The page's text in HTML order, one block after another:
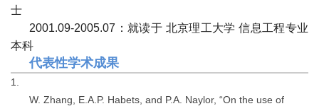
士
2001.09-2005.07 ：就读于 北京理工大学信息工程专业
本科
代表性学术成果
W. Zhang, E.A.P. Habets, and P.A. Naylor, “On the use of